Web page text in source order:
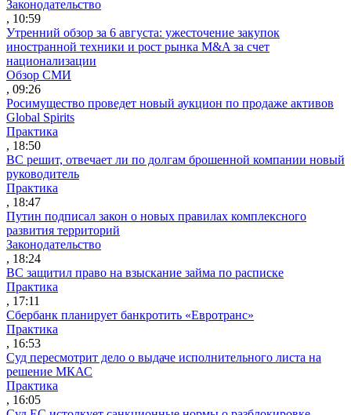
Законодательство
, 10:59
Утренний обзор за 6 августа: ужесточение закупок
иностранной техники и рост рынка M&A за счет
национализации
Обзор СМИ
, 09:26
Росимущество проведет новый аукцион по продаже активов
Global Spirits
Практика
, 18:50
ВС решит, отвечает ли по долгам брошенной компании новый
руководитель
Практика
, 18:47
Путин подписал закон о новых правилах комплексного
развития территорий
Законодательство
, 18:24
ВС защитил право на взыскание займа по расписке
Практика
, 17:11
Сбербанк планирует банкротить «Евротранс»
Практика
, 16:53
Суд пересмотрит дело о выдаче исполнительного листа на
решение МКАС
Практика
, 16:05